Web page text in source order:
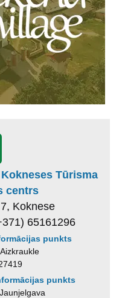
Tūrisma
centrs
Koknese
65161296
punkts
punkts